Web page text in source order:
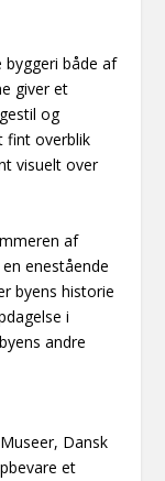
byggeri både af
giver et
og
fint overblik
visuelt over
af
enestående
byens historie
i
andre
Dansk
et